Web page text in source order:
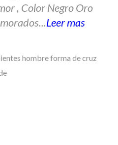
, Color Negro Oro
Leer mas
hombre forma de cruz